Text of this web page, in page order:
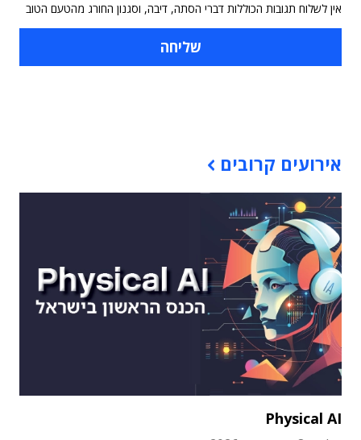
אין לשלוח תגובות הכוללות דברי הסתה, דיבה, וסגנון החורג מהטעם הטוב
אירועים קרובים
Physical AI